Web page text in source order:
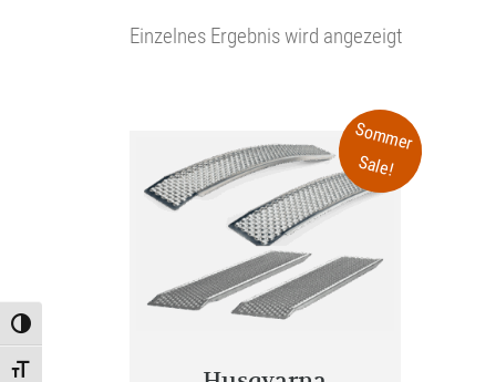
Toggle High Contrast
Toggle Font size
Einzelnes Ergebnis wird angezeigt
Sommer
Sale!